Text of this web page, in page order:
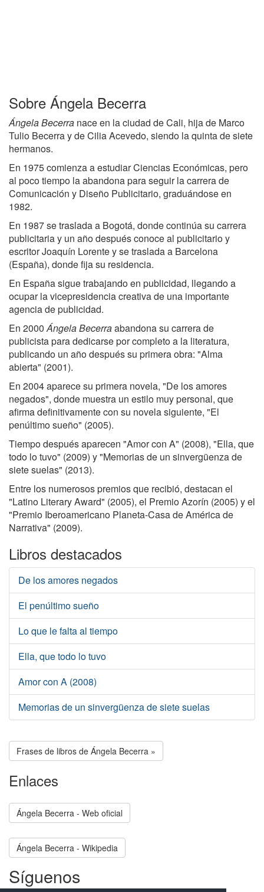
Sobre Ángela Becerra
Ángela Becerra nace en la ciudad de Cali, hija de Marco
Tulio Becerra y de Cilia Acevedo, siendo la quinta de siete
hermanos.
En 1975 comienza a estudiar Ciencias Económicas, pero
al poco tiempo la abandona para seguir la carrera de
Comunicación y Diseño Publicitario, graduándose en
1982.
En 1987 se traslada a Bogotá, donde continúa su carrera
publicitaria y un año después conoce al publicitario y
escritor Joaquín Lorente y se traslada a Barcelona
(España), donde fija su residencia.
En España sigue trabajando en publicidad, llegando a
ocupar la vicepresidencia creativa de una importante
agencia de publicidad.
En 2000Ángela Becerraabandona su carrera de
publicista para dedicarse por completo a la literatura,
publicando un año después su primera obra: "Alma
abierta" (2001).
En 2004 aparece su primera novela, "De los amores
negados", donde muestra un estilo muy personal, que
afirma definitivamente con su novela siguiente, "El
penúltimo sueño" (2005).
Tiempo después aparecen "Amor con A" (2008), "Ella, que
todo lo tuvo" (2009) y "Memorias de un sinvergüenza de
siete suelas" (2013).
Entre los numerosos premios que recibió, destacan el
"Latino Literary Award" (2005), el Premio Azorín (2005) y el
"Premio Iberoamericano Planeta-Casa de América de
Narrativa" (2009).
Libros destacados
De los amores negados
El penúltimo sueño
Lo que le falta al tiempo
Ella, que todo lo tuvo
Amor con A (2008)
Memorias de un sinvergüenza de siete suelas
Frases de libros de Ángela Becerra »
Enlaces
Ángela Becerra - Web oficial
Ángela Becerra - Wikipedia
Síguenos